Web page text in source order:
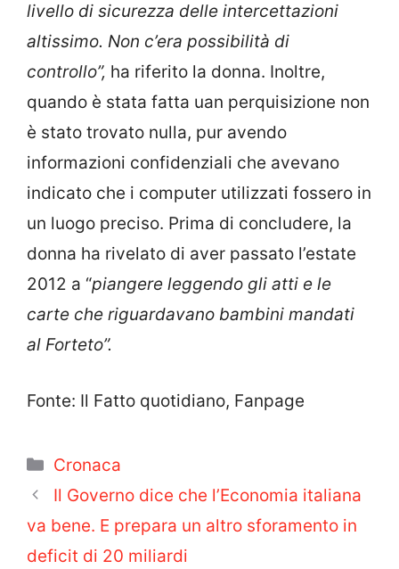
livello di sicurezza delle intercettazioni
altissimo. Non c’era possibilità di
controllo”, ha riferito la donna. Inoltre,
quando è stata fatta uan perquisizione non
è stato trovato nulla, pur avendo
informazioni confidenziali che avevano
indicato che i computer utilizzati fossero in
un luogo preciso. Prima di concludere, la
donna ha rivelato di aver passato l’estate
2012 a “piangere leggendo gli atti e le
carte che riguardavano bambini mandati
al Forteto”.
Fonte: Il Fatto quotidiano, Fanpage
Categorie
Cronaca
Il Governo dice che l’Economia italiana
va bene. E prepara un altro sforamento in
deficit di 20 miliardi